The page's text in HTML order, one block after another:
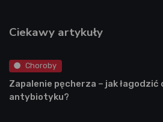
Ciekawy artykuły
Choroby
Zapalenie pęcherza – jak
antybiotyku?